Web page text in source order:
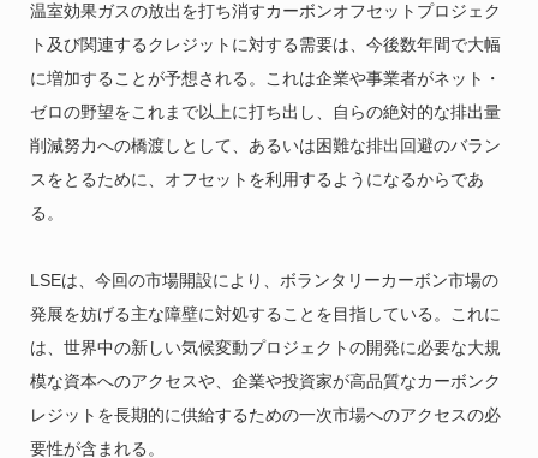
温室効果ガスの放出を打ち消すカーボンオフセットプロジェク
ト及び関連するクレジットに対する需要は、今後数年間で大幅
に増加することが予想される。これは企業や事業者がネット・
ゼロの野望をこれまで以上に打ち出し、自らの絶対的な排出量
削減努力への橋渡しとして、あるいは困難な排出回避のバラン
スをとるために、オフセットを利用するようになるからであ
る。
LSEは、今回の市場開設により、ボランタリーカーボン市場の
発展を妨げる主な障壁に対処することを目指している。これに
は、世界中の新しい気候変動プロジェクトの開発に必要な大規
模な資本へのアクセスや、企業や投資家が高品質なカーボンク
レジットを長期的に供給するための一次市場へのアクセスの必
要性が含まれる。